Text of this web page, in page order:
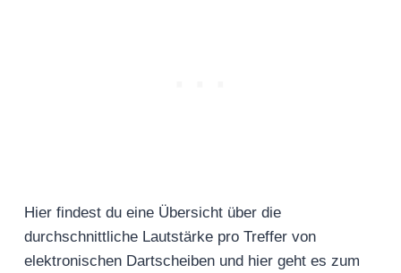
Hier findest du eine Übersicht über die
durchschnittliche Lautstärke pro Treffer von
elektronischen Dartscheiben und hier geht es zum